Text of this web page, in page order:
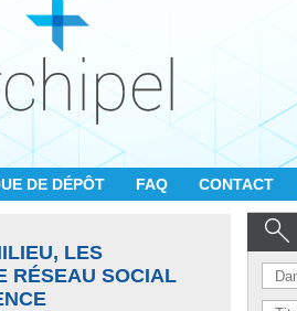
DE DÉPÔT FAQ CONTACT
LES
RÉSEAU SOCIAL